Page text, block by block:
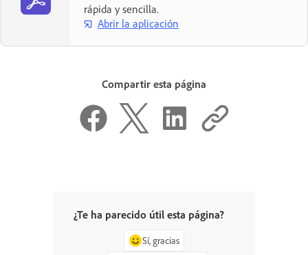
rápida y sencilla.
Abrir la aplicación
Compartir esta página
¿Te ha parecido útil esta página?
Sí, gracias